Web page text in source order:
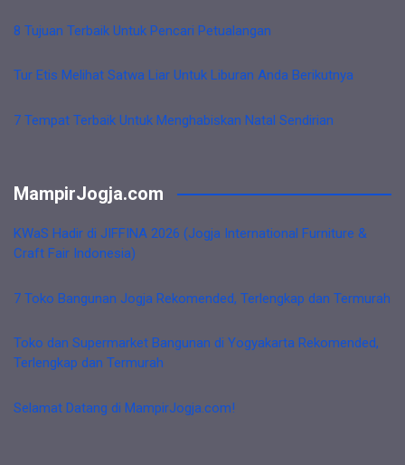
8 Tujuan Terbaik Untuk Pencari Petualangan
Tur Etis Melihat Satwa Liar Untuk Liburan Anda Berikutnya
7 Tempat Terbaik Untuk Menghabiskan Natal Sendirian
MampirJogja.com
KWaS Hadir di JIFFINA 2026 (Jogja International Furniture &
Craft Fair Indonesia)
7 Toko Bangunan Jogja Rekomended, Terlengkap dan Termurah
Toko dan Supermarket Bangunan di Yogyakarta Rekomended,
Terlengkap dan Termurah
Selamat Datang di MampirJogja.com!